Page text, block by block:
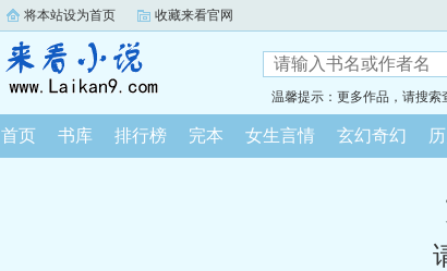
将本站设为首页 收藏来看官网
温馨提示：更多作品，请搜索
首页 书库 排行榜 完本 女生言情 玄幻奇幻